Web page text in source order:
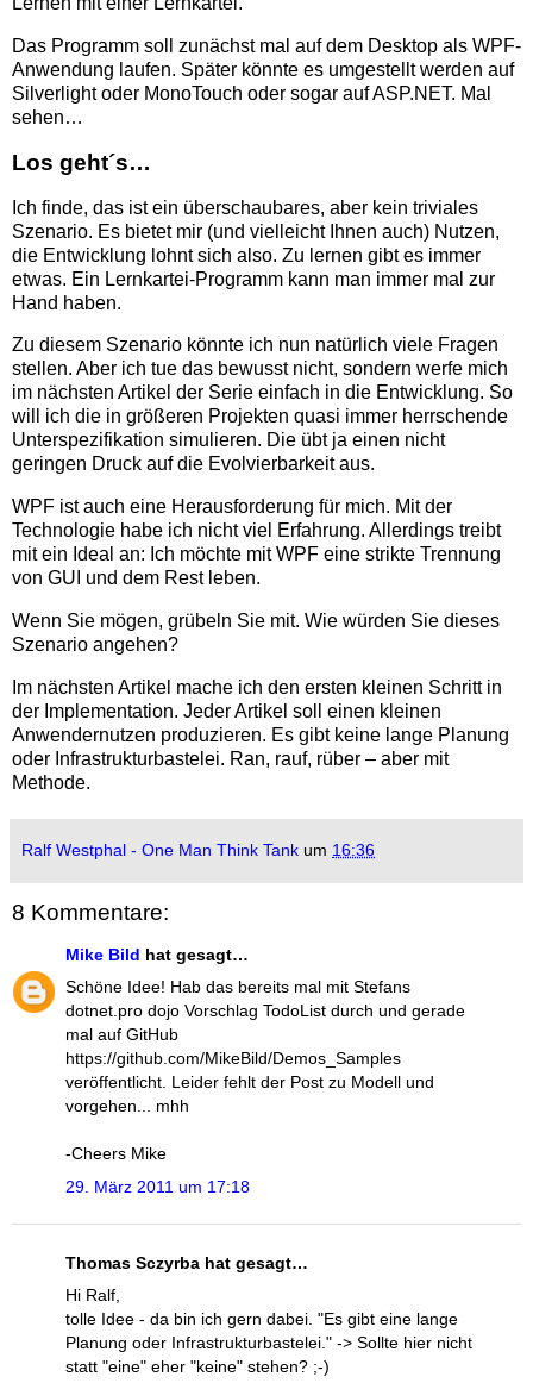
Das Programm soll zunächst mal auf dem Desktop als WPF-
Anwendung laufen. Später könnte es umgestellt werden auf
Silverlight oder MonoTouch oder sogar auf ASP.NET. Mal
sehen…
Los geht´s…
Ich finde, das ist ein überschaubares, aber kein triviales
Szenario. Es bietet mir (und vielleicht Ihnen auch) Nutzen,
die Entwicklung lohnt sich also. Zu lernen gibt es immer
etwas. Ein Lernkartei-Programm kann man immer mal zur
Hand haben.
Zu diesem Szenario könnte ich nun natürlich viele Fragen
stellen. Aber ich tue das bewusst nicht, sondern werfe mich
im nächsten Artikel der Serie einfach in die Entwicklung. So
will ich die in größeren Projekten quasi immer herrschende
Unterspezifikation simulieren. Die übt ja einen nicht
geringen Druck auf die Evolvierbarkeit aus.
WPF ist auch eine Herausforderung für mich. Mit der
Technologie habe ich nicht viel Erfahrung. Allerdings treibt
mit ein Ideal an: Ich möchte mit WPF eine strikte Trennung
von GUI und dem Rest leben.
Wenn Sie mögen, grübeln Sie mit. Wie würden Sie dieses
Szenario angehen?
Im nächsten Artikel mache ich den ersten kleinen Schritt in
der Implementation. Jeder Artikel soll einen kleinen
Anwendernutzen produzieren. Es gibt keine lange Planung
oder Infrastrukturbastelei. Ran, rauf, rüber – aber mit
Methode.
Ralf Westphal - One Man Think Tank um 16:36
8 Kommentare:
Mike Bild hat gesagt…
Schöne Idee! Hab das bereits mal mit Stefans
dotnet.pro dojo Vorschlag TodoList durch und gerade
mal auf GitHub
https://github.com/MikeBild/Demos_Samples
veröffentlicht. Leider fehlt der Post zu Modell und
vorgehen... mhh
-Cheers Mike
29. März 2011 um 17:18
Thomas Sczyrba hat gesagt…
Hi Ralf,
tolle Idee - da bin ich gern dabei. "Es gibt eine lange
Planung oder Infrastrukturbastelei." -> Sollte hier nicht
statt "eine" eher "keine" stehen? ;-)